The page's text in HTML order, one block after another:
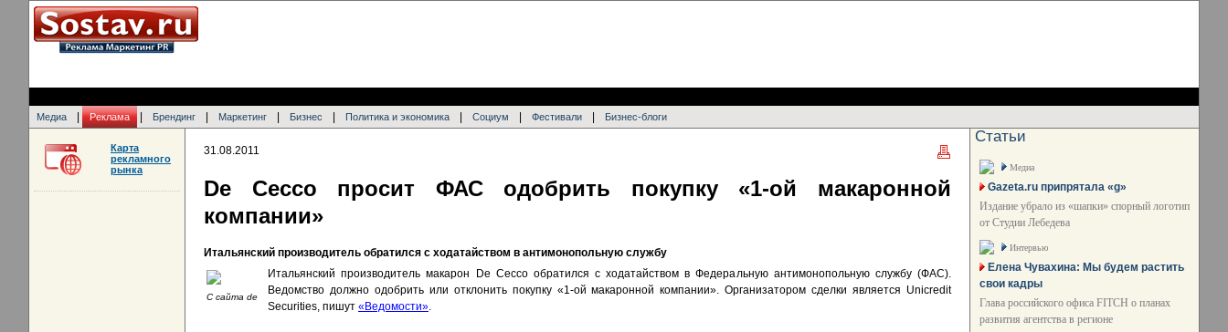
Медиа Реклама Брендинг Маркетинг Бизнес Политика и экономика Социум Фестивали Бизнес-блоги
31.08.2011
De Cecco просит ФАС одобрить покупку «1-ой макаронной
компании»
Итальянский производитель обратился с ходатайством в антимонопольную службу
С сайта de
Итальянский производитель макарон De Cecco обратился с ходатайством в Федеральную антимонопольную службу (ФАС).
Ведомство должно одобрить или отклонить покупку «1-ой макаронной компании». Организатором сделки является Unicredit
Securities, пишут «Ведомости».
Карта
рекламного
рынка
Статьи
Медиа
Gazeta.ru припрятала «g»
Издание убрало из «шапки» спорный логотип
от Студии Лебедева
Интервью
Елена Чувахина: Мы будем растить
свои кадры
Глава российского офиса FITCH о планах
развития агентства в регионе